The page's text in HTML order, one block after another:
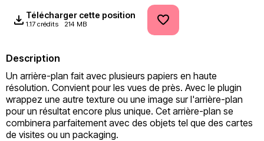
Télécharger cette position
1.17 crédits 214 MB
Description
Un arrière-plan fait avec plusieurs papiers en haute
résolution. Convient pour les vues de près. Avec le plugin
wrappez une autre texture ou une image sur l'arrière-plan
pour un résultat encore plus unique. Cet arrière-plan se
combinera parfaitement avec des objets tel que des cartes
de visites ou un packaging.